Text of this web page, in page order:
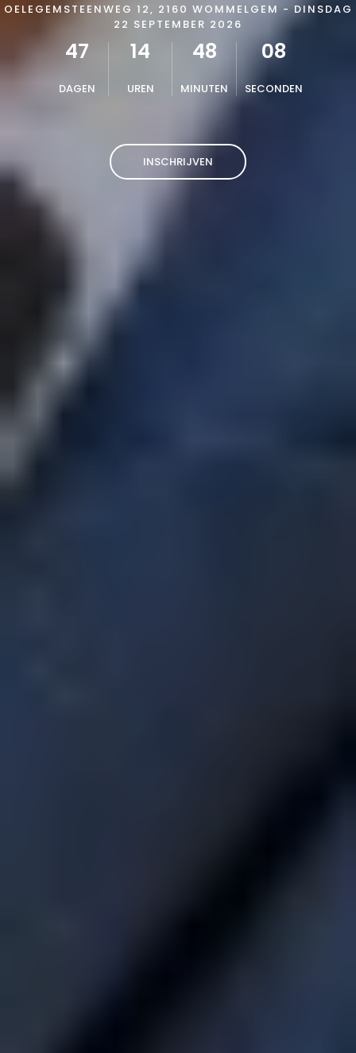
OELEGEMSTEENWEG 12, 2160 WOMMELGEM - DINSDAG
22 SEPTEMBER 2026
47
DAGEN
14
UREN
48
MINUTEN
07
SECONDEN
INSCHRIJVEN